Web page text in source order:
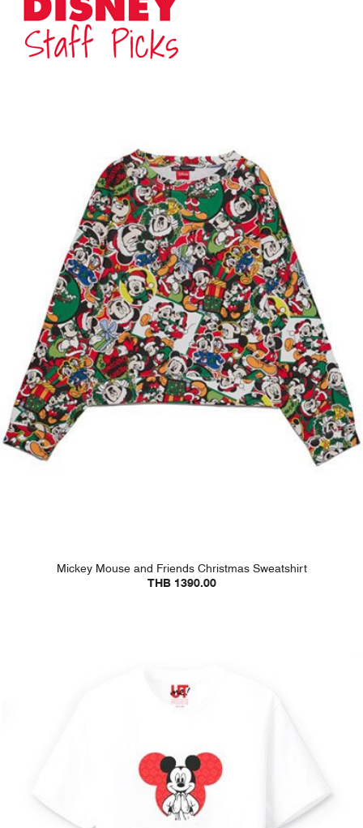
Mickey Mouse and Friends Christmas Sweatshirt
THB 1390.00